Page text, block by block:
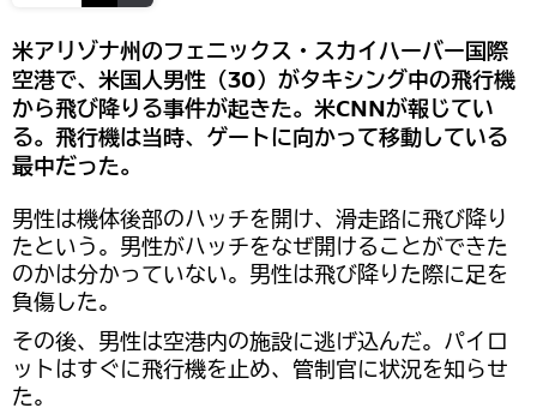
米アリゾナ州のフェニックス・スカイハーバー国際
空港で、米国人男性（30）がタキシング中の飛行機
から飛び降りる事件が起きた。米CNNが報じてい
る。飛行機は当時、ゲートに向かって移動している
最中だった。
男性は機体後部のハッチを開け、滑走路に飛び降り
たという。男性がハッチをなぜ開けることができた
のかは分かっていない。男性は飛び降りた際に足を
負傷した。
その後、男性は空港内の施設に逃げ込んだ。パイロ
ットはすぐに飛行機を止め、管制官に状況を知らせ
た。